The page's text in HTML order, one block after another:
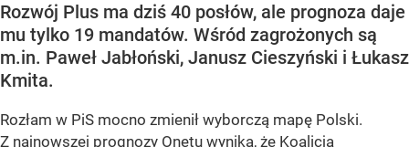
Rozwój Plus ma dziś 40 posłów, ale prognoza daje
mu tylko 19 mandatów. Wśród zagrożonych są
m.in. Paweł Jabłoński, Janusz Cieszyński i Łukasz
Kmita.
Rozłam w PiS mocno zmienił wyborczą mapę Polski.
Z najnowszej prognozy Onetu wynika, że Koalicja